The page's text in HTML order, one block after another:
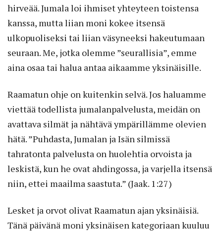
hirveää. Jumala loi ihmiset yhteyteen toistensa
kanssa, mutta liian moni kokee itsensä
ulkopuoliseksi tai liian väsyneeksi hakeutumaan
seuraan. Me, jotka olemme ”seurallisia”, emme
aina osaa tai halua antaa aikaamme yksinäisille.
Raamatun ohje on kuitenkin selvä. Jos haluam­me
viettää todellista jumalanpalvelusta, meidän on
avattava silmät ja nähtävä ympärillämme olevien
hätä. ”Puhdasta, Jumalan ja Isän silmissä
tahratonta palvelusta on huolehtia orvoista ja
leskistä, kun he ovat ahdingossa, ja varjella itsensä
niin, ettei maailma saastuta.” (Jaak. 1:27)
Lesket ja orvot olivat Raamatun ajan yksinäisiä.
Tänä päivänä moni yksinäisen kategoriaan kuuluu